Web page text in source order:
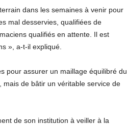
dans les semaines à venir pour
mal desservies, qualifiées de
qualifiés en attente. Il est
», a-t-il expliqué.
pour assurer un maillage équilibré du
mais de bâtir un véritable service de
de son institution à veiller à la